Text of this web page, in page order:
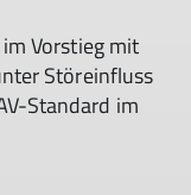
Vorstieg mit
Störeinfluss
Standard im